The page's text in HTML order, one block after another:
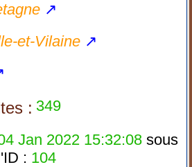
↗
et-Vilaine ↗
: 349
Jan 2022 15:32:08 sous
: 104